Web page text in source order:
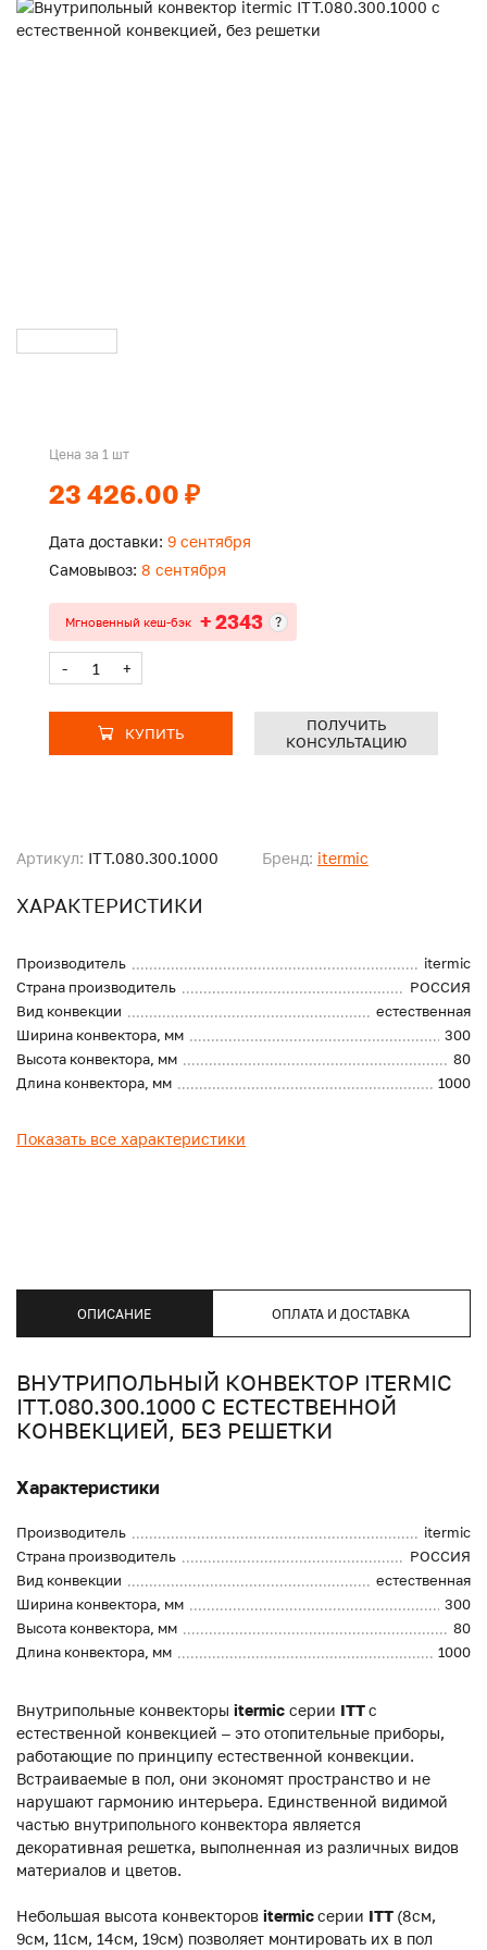
Артикул: ITT.080.300.1000 Бренд: itermic
ХАРАКТЕРИСТИКИ
Производитель
itermic
Страна производитель
РОССИЯ
Вид конвекции
естественная
Ширина конвектора, мм
300
Высота конвектора, мм
80
Длина конвектора, мм
1000
Показать все характеристики
Цена за 1 шт
23 426.00 ₽
Дата доставки: 9 сентября
Самовывоз: 8 сентября
Мгновенный кеш-бэк + 2343 ?
- +
КУПИТЬ
ПОЛУЧИТЬ
КОНСУЛЬТАЦИЮ
ОПИСАНИЕ ОПЛАТА И ДОСТАВКА
ВНУТРИПОЛЬНЫЙ КОНВЕКТОР ITERMIC
ITT.080.300.1000 С ЕСТЕСТВЕННОЙ
КОНВЕКЦИЕЙ, БЕЗ РЕШЕТКИ
Характеристики
Производитель
itermic
Страна производитель
РОССИЯ
Вид конвекции
естественная
Ширина конвектора, мм
300
Высота конвектора, мм
80
Длина конвектора, мм
1000
Внутрипольные конвекторы itermic серии ITTс
естественной конвекцией – это отопительные приборы,
работающие по принципу естественной конвекции.
Встраиваемые в пол, они экономят пространство и не
нарушают гармонию интерьера. Единственной видимой
частью внутрипольного конвектора является
декоративная решетка, выполненная из различных видов
материалов и цветов.
Небольшая высота конвекторов itermicсерии ITT (8см,
9см, 11см, 14см, 19см) позволяет монтировать их в пол